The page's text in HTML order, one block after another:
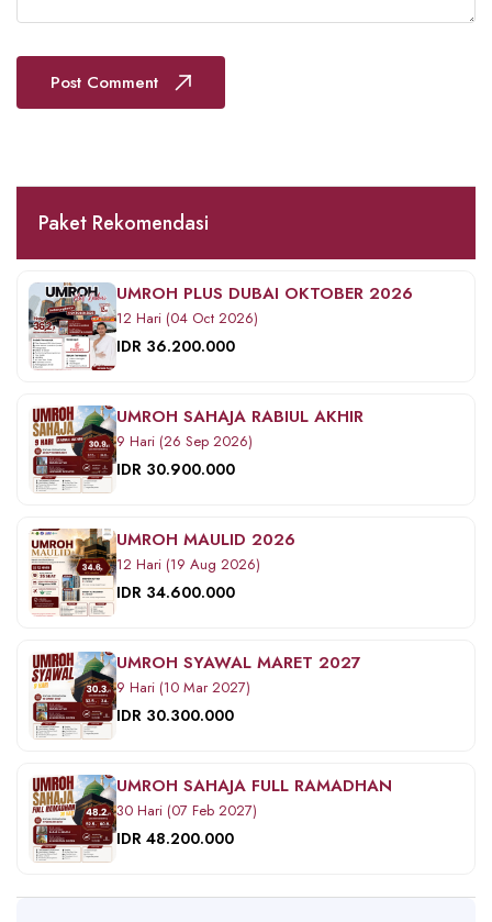
Post Comment
Paket Rekomendasi
UMROH PLUS DUBAI OKTOBER 2026
12 Hari (04 Oct 2026)
IDR 36.200.000
UMROH SAHAJA RABIUL AKHIR
9 Hari (26 Sep 2026)
IDR 30.900.000
UMROH MAULID 2026
12 Hari (19 Aug 2026)
IDR 34.600.000
UMROH SYAWAL MARET 2027
9 Hari (10 Mar 2027)
IDR 30.300.000
UMROH SAHAJA FULL RAMADHAN
30 Hari (07 Feb 2027)
IDR 48.200.000